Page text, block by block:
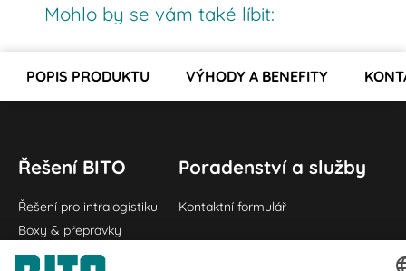
Mohlo by se vám také líbit:
POPIS PRODUKTU VÝHODY A BENEFITY
Řešení BITO
Řešení pro intralogistiku
Boxy & přepravky
Regály a regálové systémy
Poradenství a služby
Kontaktní formulář